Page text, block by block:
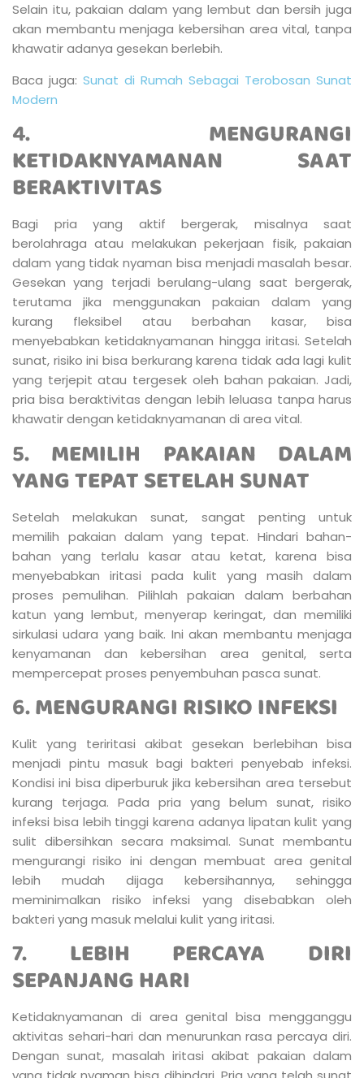
Selain itu, pakaian dalam yang lembut dan bersih juga
akan membantu menjaga kebersihan area vital, tanpa
khawatir adanya gesekan berlebih.
Baca juga: Sunat di Rumah Sebagai Terobosan Sunat
Modern
4. MENGURANGI
KETIDAKNYAMANAN SAAT
BERAKTIVITAS
Bagi pria yang aktif bergerak, misalnya saat
berolahraga atau melakukan pekerjaan fisik, pakaian
dalam yang tidak nyaman bisa menjadi masalah besar.
Gesekan yang terjadi berulang-ulang saat bergerak,
terutama jika menggunakan pakaian dalam yang
kurang fleksibel atau berbahan kasar, bisa
menyebabkan ketidaknyamanan hingga iritasi. Setelah
sunat, risiko ini bisa berkurang karena tidak ada lagi kulit
yang terjepit atau tergesek oleh bahan pakaian. Jadi,
pria bisa beraktivitas dengan lebih leluasa tanpa harus
khawatir dengan ketidaknyamanan di area vital.
5. MEMILIH PAKAIAN DALAM
YANG TEPAT SETELAH SUNAT
Setelah melakukan sunat, sangat penting untuk
memilih pakaian dalam yang tepat. Hindari bahan-
bahan yang terlalu kasar atau ketat, karena bisa
menyebabkan iritasi pada kulit yang masih dalam
proses pemulihan. Pilihlah pakaian dalam berbahan
katun yang lembut, menyerap keringat, dan memiliki
sirkulasi udara yang baik. Ini akan membantu menjaga
kenyamanan dan kebersihan area genital, serta
mempercepat proses penyembuhan pasca sunat.
6.MENGURANGI RISIKO INFEKSI
Kulit yang teriritasi akibat gesekan berlebihan bisa
menjadi pintu masuk bagi bakteri penyebab infeksi.
Kondisi ini bisa diperburuk jika kebersihan area tersebut
kurang terjaga. Pada pria yang belum sunat, risiko
infeksi bisa lebih tinggi karena adanya lipatan kulit yang
sulit dibersihkan secara maksimal. Sunat membantu
mengurangi risiko ini dengan membuat area genital
lebih mudah dijaga kebersihannya, sehingga
meminimalkan risiko infeksi yang disebabkan oleh
bakteri yang masuk melalui kulit yang iritasi.
7. LEBIH PERCAYA DIRI
SEPANJANG HARI
Ketidaknyamanan di area genital bisa mengganggu
aktivitas sehari-hari dan menurunkan rasa percaya diri.
Dengan sunat, masalah iritasi akibat pakaian dalam